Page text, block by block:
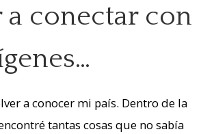
a conectar con
a conocer mi país. Dentro de la
tantas cosas que no sabía